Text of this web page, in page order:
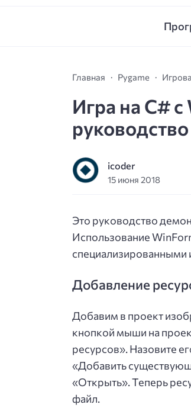
Главная Pygame
Игра на C#
руководство
icoder
15 июня 2018
Это руководство
Использование
Добавление
Добавим в проект
кнопкой мыши на
ресурсов». Назовите
«Добавить
«Открыть». Теперь
файл.